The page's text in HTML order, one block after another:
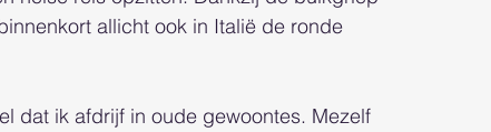
allicht ook in Italië de ronde
dat ik afdrijf in oude gewoontes. Mezelf